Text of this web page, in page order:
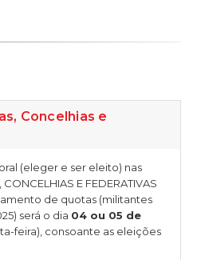
Concelhias e
(eleger e ser eleito) nas
E FEDERATIVAS
de quotas (militantes
será o dia 04 ou 05 de
feira), consoante as eleições